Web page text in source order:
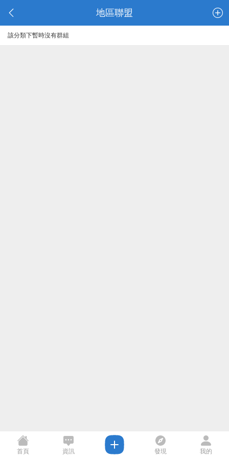
地區聯盟
該分類下暫時沒有群組
首頁 資訊 發現 我的